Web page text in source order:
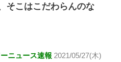
そこはこだわらんのな
ニュース速報 2021/05/27(木)